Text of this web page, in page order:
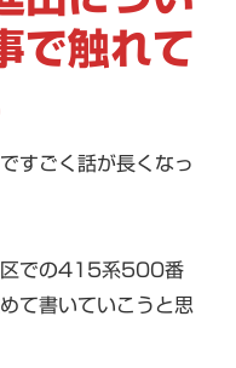
で触れて
すごく話が長くなっ
区での415系500番
て書いていこうと思